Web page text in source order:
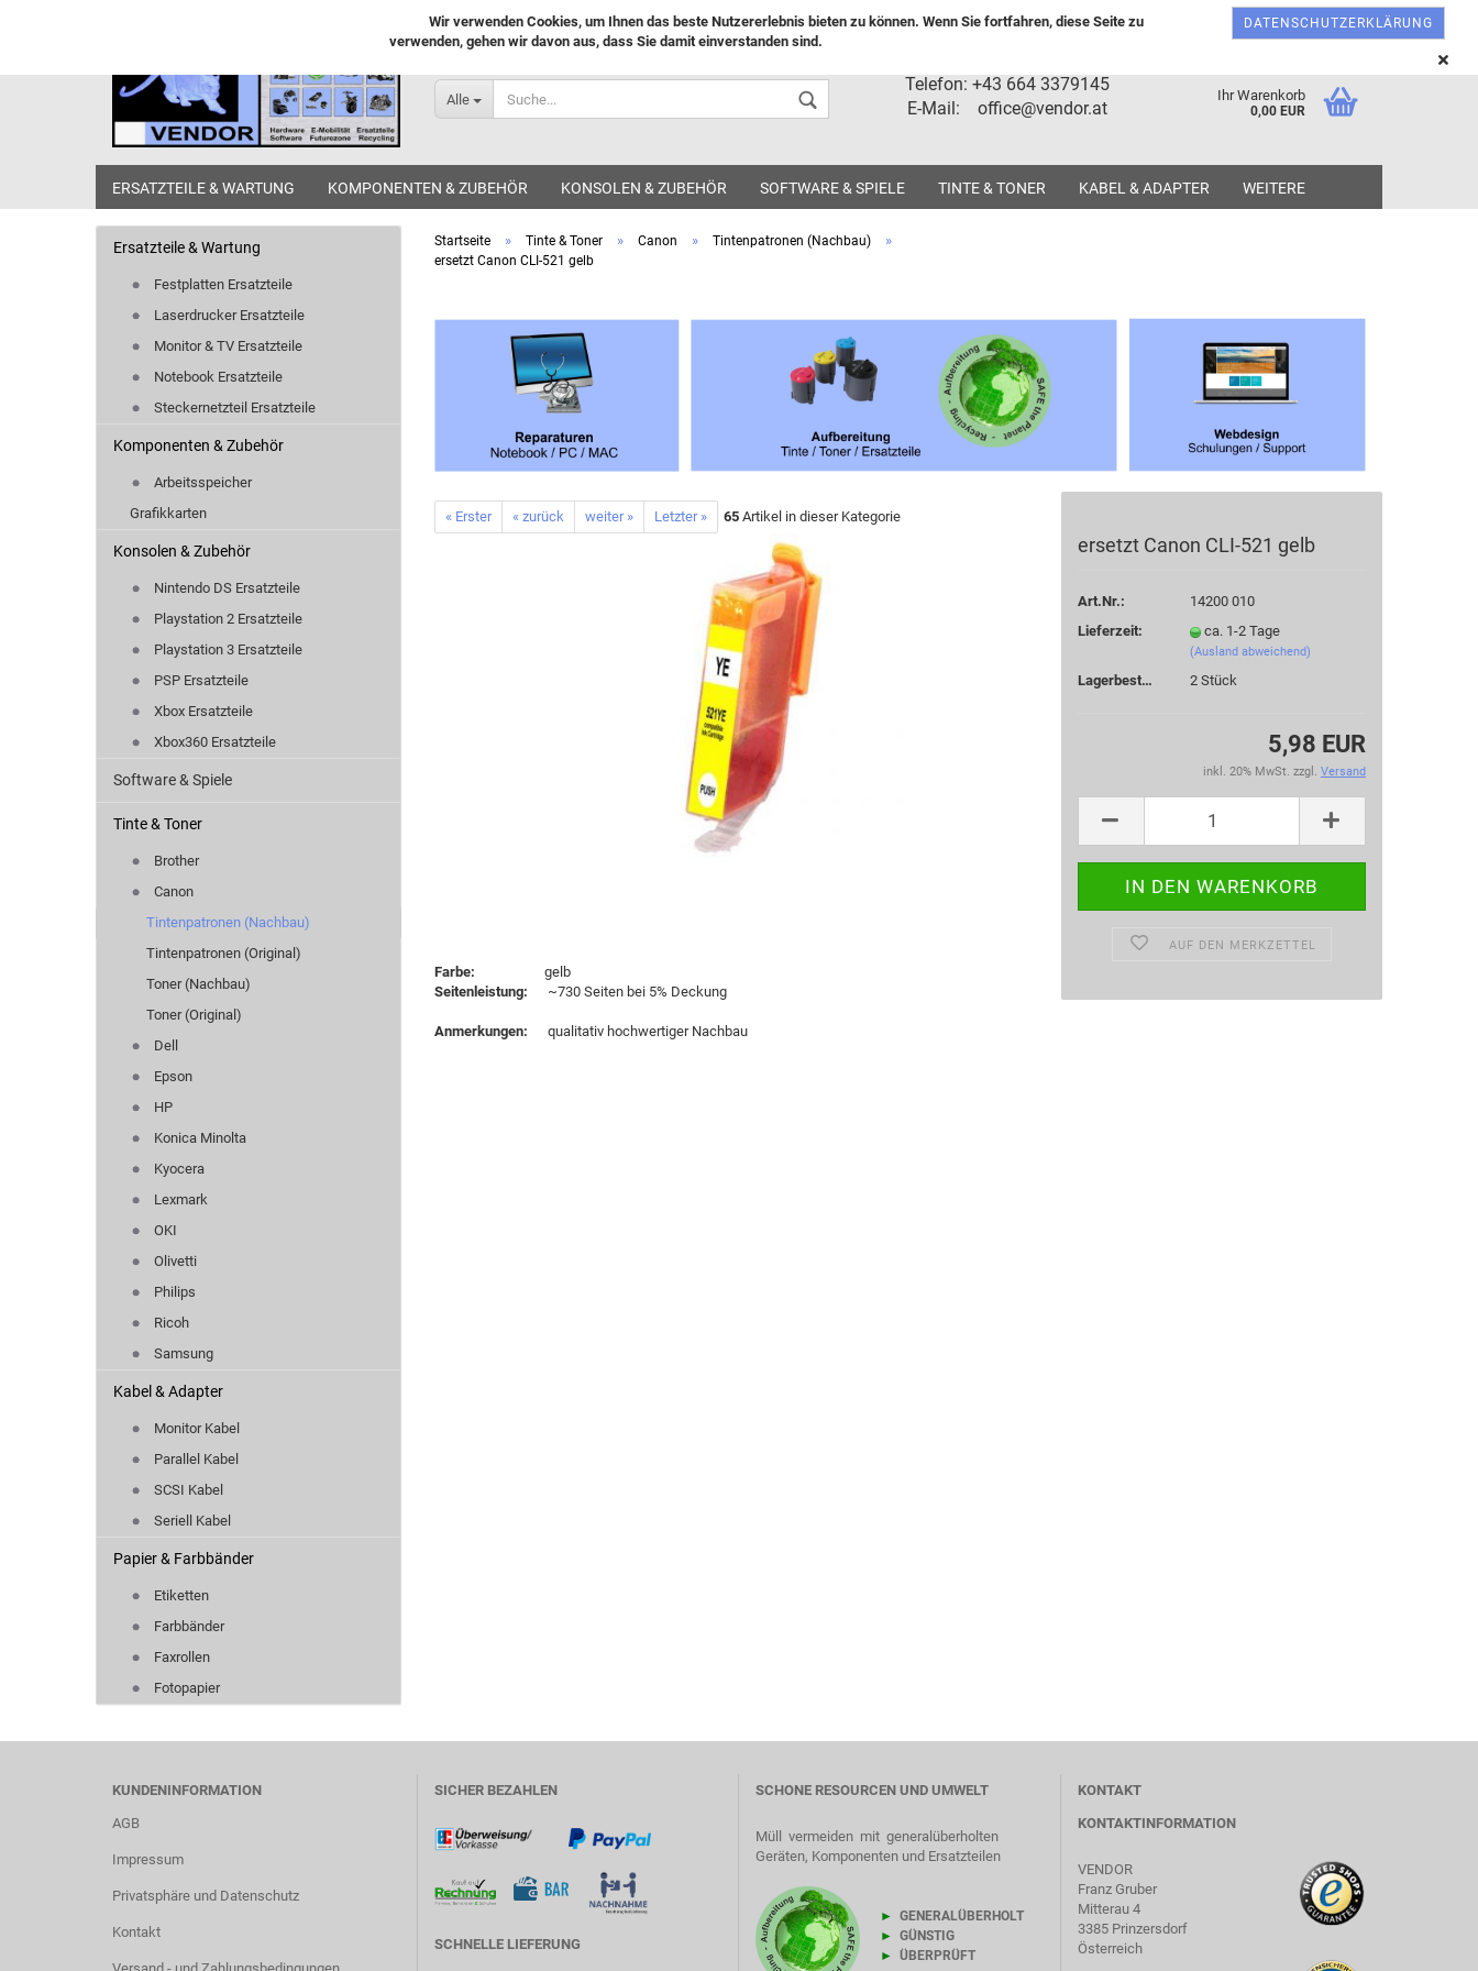
Österreich
Konto erstellen
Passwort vergessen?
Merkzettel
Alle
Telefon: +43 664 3379145
E-Mail: office@vendor.at
Ihr Warenkorb
0,00 EUR
Wir verwenden Cookies, um Ihnen das beste Nutzererlebnis bieten zu können. Wenn Sie fortfahren, diese Seite zu
verwenden, gehen wir davon aus, dass Sie damit einverstanden sind.
DATENSCHUTZERKLÄRUNG
ERSATZTEILE & WARTUNG KOMPONENTEN & ZUBEHÖR KONSOLEN & ZUBEHÖR SOFTWARE & SPIELE TINTE & TONER KABEL & ADAPTER WEITERE
Startseite » Tinte & Toner » Canon » Tintenpatronen (Nachbau) »
ersetzt Canon CLI-521 gelb
« Erster « zurück weiter » Letzter » 65Artikel in dieser Kategorie
ersetzt Canon CLI-521 gelb
Art.Nr.:
14200 010
Lieferzeit:
ca. 1-2 Tage
(Ausland abweichend)
Lagerbestand: 2 Stück
5,98 EUR
inkl. 20% MwSt. zzgl. Versand
AUF DEN MERKZETTEL
Farbe:
gelb
Seitenleistung: ~730 Seiten bei 5% Deckung
Anmerkungen: qualitativ hochwertiger Nachbau
Ersatzteile & Wartung
Festplatten Ersatzteile
Laserdrucker Ersatzteile
Monitor & TV Ersatzteile
Notebook Ersatzteile
Steckernetzteil Ersatzteile
Komponenten & Zubehör
Arbeitsspeicher
Grafikkarten
Konsolen & Zubehör
Nintendo DS Ersatzteile
Playstation 2 Ersatzteile
Playstation 3 Ersatzteile
PSP Ersatzteile
Xbox Ersatzteile
Xbox360 Ersatzteile
Software & Spiele
Tinte & Toner
Brother
Canon
Tintenpatronen (Nachbau)
Tintenpatronen (Original)
Toner (Nachbau)
Toner (Original)
Dell
Epson
HP
Konica Minolta
Kyocera
Lexmark
OKI
Olivetti
Philips
Ricoh
Samsung
Kabel & Adapter
Monitor Kabel
Parallel Kabel
SCSI Kabel
Seriell Kabel
Papier & Farbbänder
Etiketten
Farbbänder
Faxrollen
Fotopapier
KUNDENINFORMATION
AGB
Impressum
Privatsphäre und Datenschutz
Kontakt
SICHER BEZAHLEN
SCHNELLE LIEFERUNG
SCHONE RESOURCEN UND UMWELT
Müll vermeiden mit generalüberholten
Geräten, Komponenten und Ersatzteilen
► GENERALÜBERHOLT
► GÜNSTIG
► ÜBERPRÜFT
KONTAKT
KONTAKTINFORMATION
VENDOR
Franz Gruber
Mitterau 4
3385 Prinzersdorf
Österreich